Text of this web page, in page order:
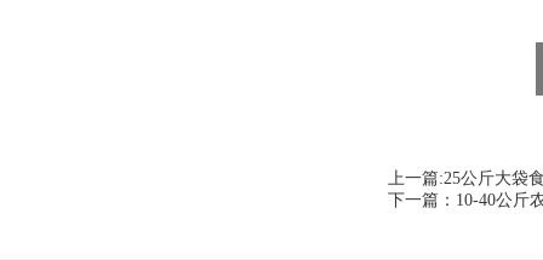
上一篇:25公斤大袋
下一篇： 10-40公斤